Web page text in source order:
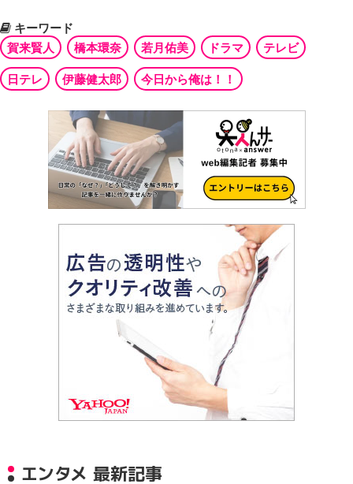
キーワード
賀来賢人
橋本環奈 若月佑美 ドラマ テレビ
日テレ 伊藤健太郎 今日から俺は！！
エンタメ 最新記事